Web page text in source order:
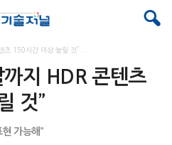
츠 150시간 이상 늘릴 것” ...
까지 HDR 콘텐츠
것”
가능해”